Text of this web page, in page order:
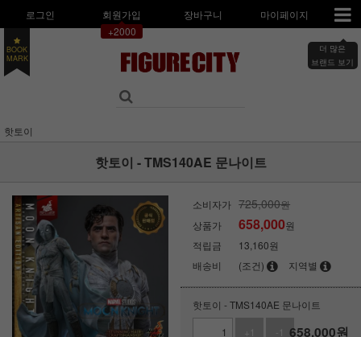
로그인
회원가입
+2000
장바구니 마이페이지
더 많은
브랜드 보기
BOOK
MARK
핫토이
핫토이 - TMS140AE 문나이트
소비자가 725,000원
상품가
658,000원
적립금
13,160원
배송비
(조건) 지역별
핫토이 - TMS140AE 문나이트
+1
-1 658,000원